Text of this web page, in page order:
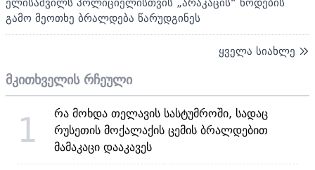
გამო მეოთხე ბრალდება წარუდგინეს
ყველა სიახლე
მკითხველის რჩეული
1
რა მოხდა თელავის სასტუმროში, სადაც
რუსეთის მოქალაქის ცემის ბრალდებით
მამაკაცი დააკავეს